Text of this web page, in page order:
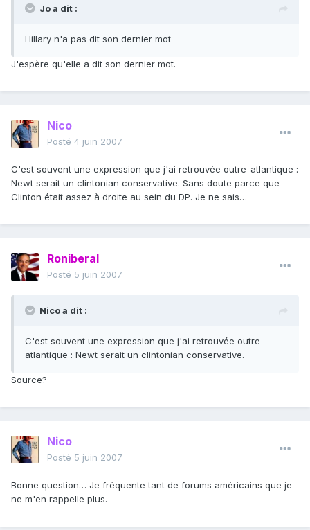
Jo a dit :
Hillary n'a pas dit son dernier mot
J'espère qu'elle a dit son dernier mot.
Nico
Posté 4 juin 2007
C'est souvent une expression que j'ai retrouvée outre-atlantique :
Newt serait un clintonian conservative. Sans doute parce que
Clinton était assez à droite au sein du DP. Je ne sais…
Roniberal
Posté 5 juin 2007
Nico a dit :
C'est souvent une expression que j'ai retrouvée outre-
atlantique : Newt serait un clintonian conservative.
Source?
Nico
Posté 5 juin 2007
Bonne question… Je fréquente tant de forums américains que je
ne m'en rappelle plus.